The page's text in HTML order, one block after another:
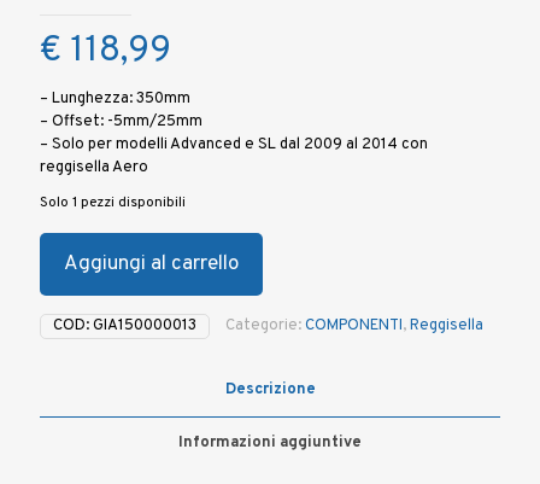
€ 118,99
– Lunghezza: 350mm
– Offset: -5mm/25mm
– Solo per modelli Advanced e SL dal 2009 al 2014 con
reggisella Aero
Solo 1 pezzi disponibili
Aggiungi al carrello
COD:GIA150000013 Categorie:COMPONENTI,Reggisella
Descrizione
Informazioni aggiuntive